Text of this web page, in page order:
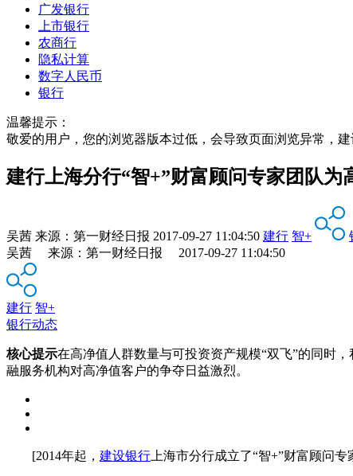
广发银行
上市银行
农商行
隐私计算
数字人民币
银行
温馨提示：
敬爱的用户，您的浏览器版本过低，会导致页面浏览异常，
建行上海分行“智+”财富顾问专家团队
吴茜 来源： 第一财经日报 2017-09-27 11:04:50 建行 智+
吴茜 来源：第一财经日报 2017-09-27 11:04:50
建行 智+
银行动态
核心提示在高净值人群数量与可投资资产规模“双飞”的同时
融服务机构对高净值客户的争夺日益激烈。
[2014年起， 建设银行 上海市分行成立了“智+”财富顾问